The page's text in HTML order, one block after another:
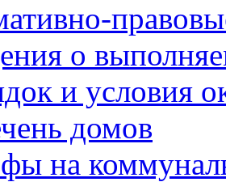
о
и условия
домов
на